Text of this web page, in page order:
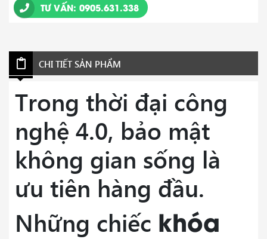
TƯ VẤN: 0905.631.338
CHI TIẾT SẢN PHẨM
Trong thời đại công
nghệ 4.0, bảo mật
không gian sống là
ưu tiên hàng đầu.
Những chiếc khóa